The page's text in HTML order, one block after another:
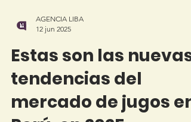
AGENCIA LIBA
12 jun 2025
Estas son las nuevas